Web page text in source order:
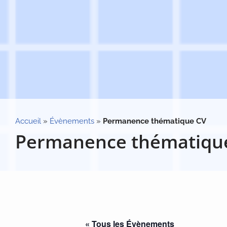
Accueil » Évènements » Permanence thématique CV
Permanence
« Tous les Évènements